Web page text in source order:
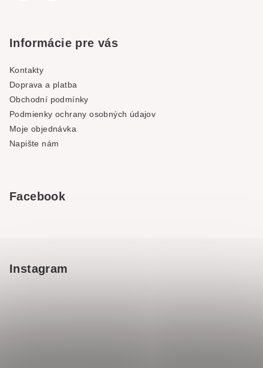
Informácie pre vás
Kontakty
Doprava a platba
Obchodní podmínky
Podmienky ochrany osobných údajov
Moje objednávka
Napište nám
Facebook
Instagram